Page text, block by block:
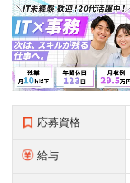
応募資格
給与